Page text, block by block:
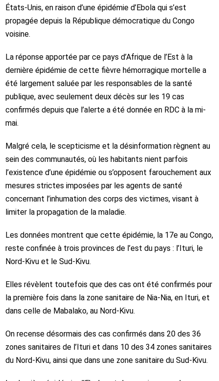
États-Unis, en raison d’une épidémie d’Ebola qui s’est
propagée depuis la République démocratique du Congo
voisine.
La réponse apportée par ce pays d’Afrique de l’Est à la
dernière épidémie de cette fièvre hémorragique mortelle a
été largement saluée par les responsables de la santé
publique, avec seulement deux décès sur les 19 cas
confirmés depuis que l’alerte a été donnée en RDC à la mi-
mai.
Malgré cela, le scepticisme et la désinformation règnent au
sein des communautés, où les habitants nient parfois
l’existence d’une épidémie ou s’opposent farouchement aux
mesures strictes imposées par les agents de santé
concernant l’inhumation des corps des victimes, visant à
limiter la propagation de la maladie.
Les données montrent que cette épidémie, la 17e au Congo,
reste confinée à trois provinces de l’est du pays : l’Ituri, le
Nord-Kivu et le Sud-Kivu.
Elles révèlent toutefois que des cas ont été confirmés pour
la première fois dans la zone sanitaire de Nia-Nia, en Ituri, et
dans celle de Mabalako, au Nord-Kivu.
On recense désormais des cas confirmés dans 20 des 36
zones sanitaires de l’Ituri et dans 10 des 34 zones sanitaires
du Nord-Kivu, ainsi que dans une zone sanitaire du Sud-Kivu.